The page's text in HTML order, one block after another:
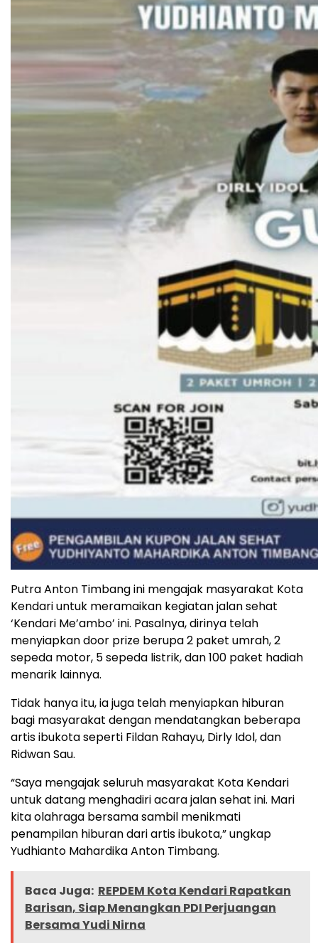
Putra Anton Timbang ini mengajak masyarakat Kota
Kendari untuk meramaikan kegiatan jalan sehat
‘Kendari Me’ambo’ ini. Pasalnya, dirinya telah
menyiapkan door prize berupa 2 paket umrah, 2
sepeda motor, 5 sepeda listrik, dan 100 paket hadiah
menarik lainnya.
Tidak hanya itu, ia juga telah menyiapkan hiburan
bagi masyarakat dengan mendatangkan beberapa
artis ibukota seperti Fildan Rahayu, Dirly Idol, dan
Ridwan Sau.
“Saya mengajak seluruh masyarakat Kota Kendari
untuk datang menghadiri acara jalan sehat ini. Mari
kita olahraga bersama sambil menikmati
penampilan hiburan dari artis ibukota,” ungkap
Yudhianto Mahardika Anton Timbang.
Baca Juga: REPDEM Kota Kendari Rapatkan
Barisan, Siap Menangkan PDI Perjuangan
Bersama Yudi Nirna